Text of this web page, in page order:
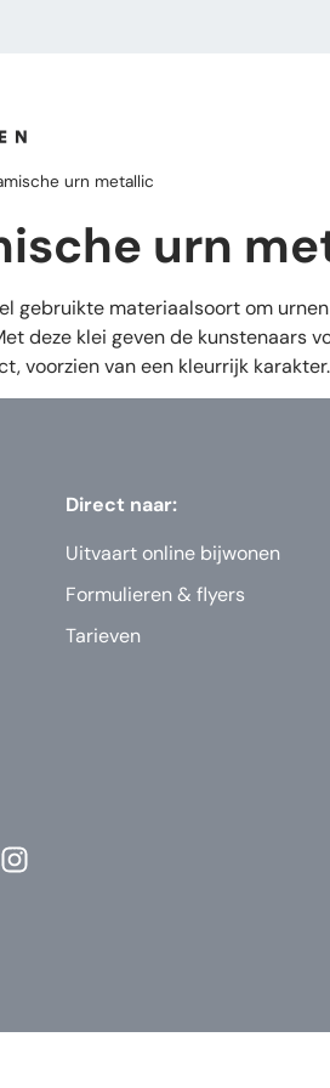
urn metallic
urn
gebruikte materiaalsoort om
deze klei geven de kunstenaars
voorzien van een kleurrijk karakter.
Direct naar:
Uitvaart online bijwonen
Formulieren & flyers
Tarieven